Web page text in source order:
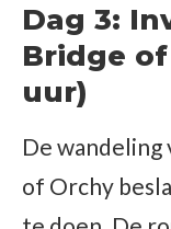
Dag 3:
Bridge of
uur)
De wandeling
of Orchy